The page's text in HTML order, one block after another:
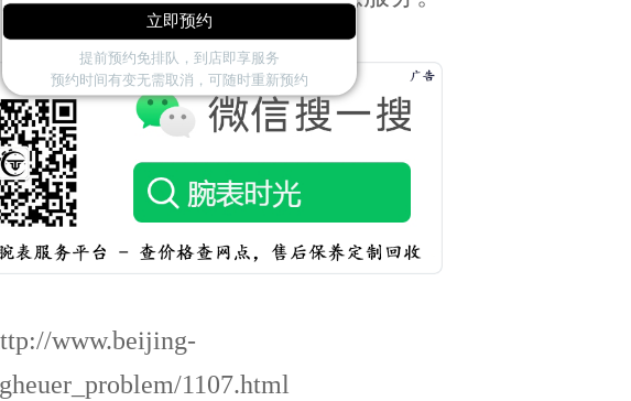
www.beijing-
1107.html
立即预约
提前预约免排队，到店即享服务
预约时间有变无需取消，可随时重新预约